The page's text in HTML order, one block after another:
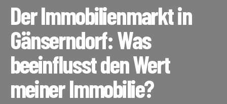
Der Immobilienmarkt in
Gänserndorf: Was
beeinflusst den Wert
meiner Immobilie?